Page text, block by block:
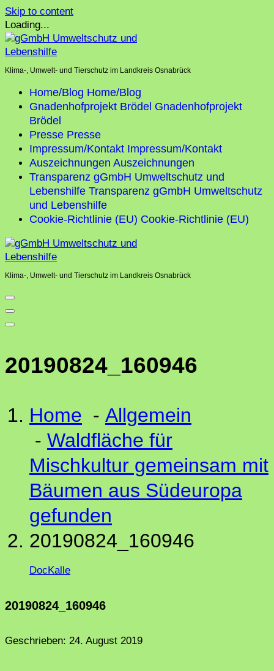
Skip to content
Loading...
Klima-, Umwelt- und Tierschutz im Landkreis Osnabrück
Home/Blog Home/Blog
Gnadenhofprojekt Brödel Gnadenhofprojekt
Brödel
Presse Presse
Impressum/Kontakt Impressum/Kontakt
Auszeichnungen Auszeichnungen
Transparenz gGmbH Umweltschutz und
Lebenshilfe Transparenz gGmbH Umweltschutz
und Lebenshilfe
Cookie-Richtlinie (EU) Cookie-Richtlinie (EU)
Klima-, Umwelt- und Tierschutz im Landkreis Osnabrück
20190824_160946
Home - Allgemein
- Waldfläche für
Mischkultur gemeinsam mit
Bäumen aus Südeuropa
gefunden
20190824_160946
DocKalle
20190824_160946
Geschrieben: 24. August 2019